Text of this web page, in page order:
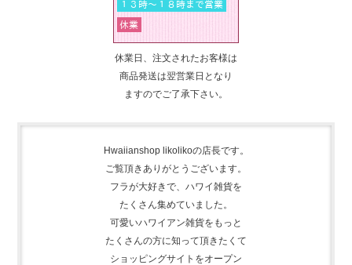
休業日、注文されたお客様は
商品発送は翌営業日となり
ますのでご了承下さい。
Hwaiianshop likolikoの店長です。
ご覧頂きありがとうございます。
フラが大好きで、 ハワイ雑貨を
たくさん集めていました。
可愛いハワイアン雑貨をもっと
たくさんの方に知って頂きたくて
ショッピングサイトをオープン